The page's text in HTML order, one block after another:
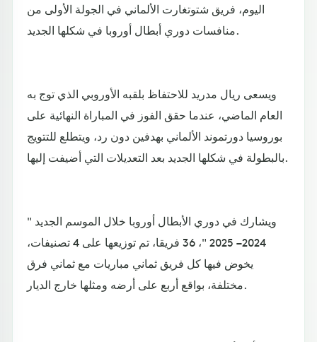
اليوم، فريق شتوتغارت الألماني في الجولة الأولى من
منافسات دوري أبطال أوروبا في شكلها الجديد.
ويسعى ريال مدريد للاحتفاظ بلقبه الأوروبي الذي توج به
العام الماضي، عندما حقق الفوز في المباراة النهائية على
بوروسيا دورتموند الألماني بهدفين دون رد، ويتطلع للتتويج
بالبطولة في شكلها الجديد بعد التعديلات التي أضيفت إليها.
ويشارك في دوري الأبطال أوروبا خلال الموسم الجديد "
2024 – 2025 "، 36 فريقا، تم توزيعها على 4 تصنيفات،
يخوض فيها كل فريق ثماني مباريات مع ثماني فرق
مختلفة، بواقع أربع على أرضه ومثلها خارج الديار.